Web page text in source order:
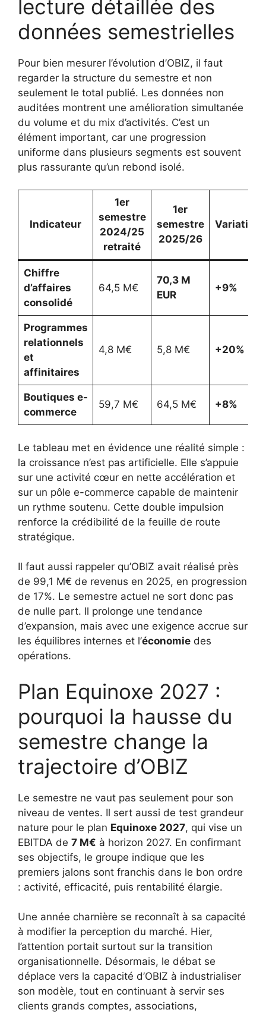
lecture détaillée des
données semestrielles
Pour bien mesurer l’évolution d’OBIZ, il faut
regarder la structure du semestre et non
seulement le total publié. Les données non
auditées montrent une amélioration simultanée
du volume et du mix d’activités. C’est un
élément important, car une progression
uniforme dans plusieurs segments est souvent
plus rassurante qu’un rebond isolé.
Indicateur
1er
semestre
2024/25
retraité
1er
semestre
2025/26
Variation
Chiffre
d’affaires
consolidé
64,5 M€
70,3 M
EUR
+9%
Programmes
relationnels
et
affinitaires
4,8 M€ 5,8 M€ +20%
Boutiques e-
commerce
59,7 M€ 64,5 M€ +8%
Le tableau met en évidence une réalité simple :
la croissance n’est pas artificielle. Elle s’appuie
sur une activité cœur en nette accélération et
sur un pôle e-commerce capable de maintenir
un rythme soutenu. Cette double impulsion
renforce la crédibilité de la feuille de route
stratégique.
Il faut aussi rappeler qu’OBIZ avait réalisé près
de 99,1 M€ de revenus en 2025, en progression
de 17%. Le semestre actuel ne sort donc pas
de nulle part. Il prolonge une tendance
d’expansion, mais avec une exigence accrue sur
les équilibres internes et l’économie des
opérations.
Plan Equinoxe 2027 :
pourquoi la hausse du
semestre change la
trajectoire d’OBIZ
Le semestre ne vaut pas seulement pour son
niveau de ventes. Il sert aussi de test grandeur
nature pour le plan Equinoxe 2027, qui vise un
EBITDA de 7 M€ à horizon 2027. En confirmant
ses objectifs, le groupe indique que les
premiers jalons sont franchis dans le bon ordre
: activité, efficacité, puis rentabilité élargie.
Une année charnière se reconnaît à sa capacité
à modifier la perception du marché. Hier,
l’attention portait surtout sur la transition
organisationnelle. Désormais, le débat se
déplace vers la capacité d’OBIZ à industrialiser
son modèle, tout en continuant à servir ses
clients grands comptes, associations,